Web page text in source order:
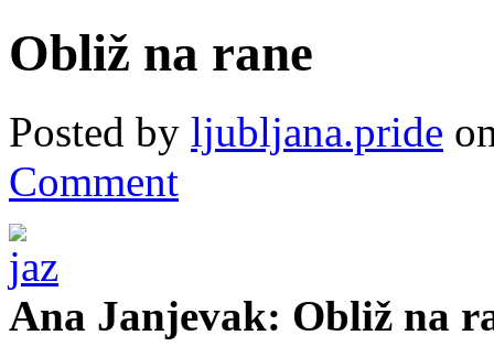
Obliž na rane
Posted by ljubljana.pride
Comment
Ana Janjevak: Obliž na